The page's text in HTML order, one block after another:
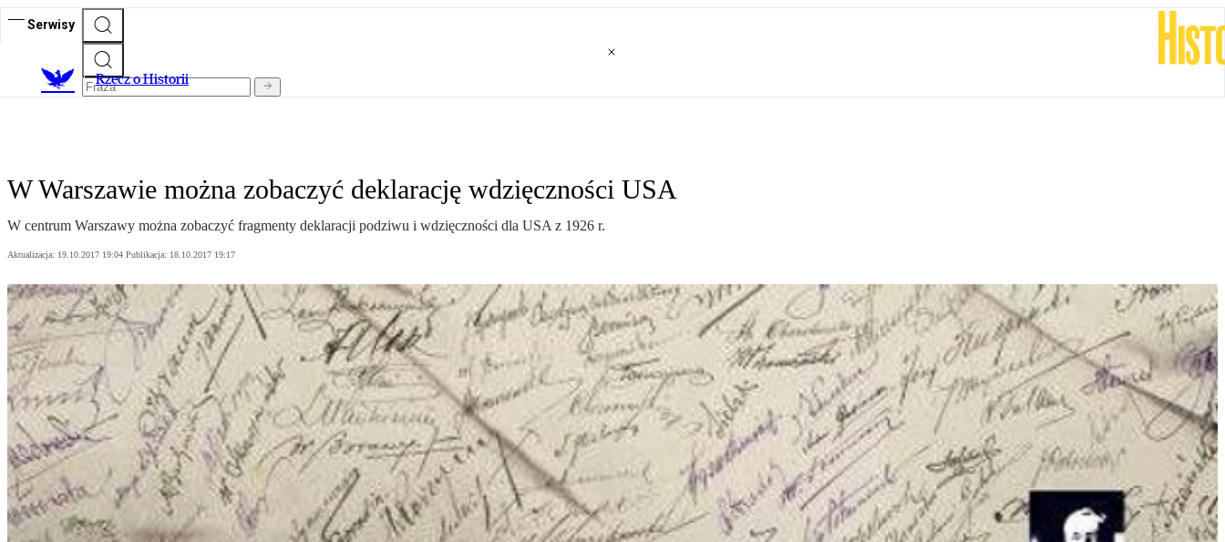
Serwisy
Rzecz o Historii
W Warszawie można zobaczyć deklarację wdzięczności USA
W centrum Warszawy można zobaczyć fragmenty deklaracji podziwu i wdzięczności dla USA z 1926 r.
Aktualizacja: 19.10.2017 19:04 Publikacja: 18.10.2017 19:17